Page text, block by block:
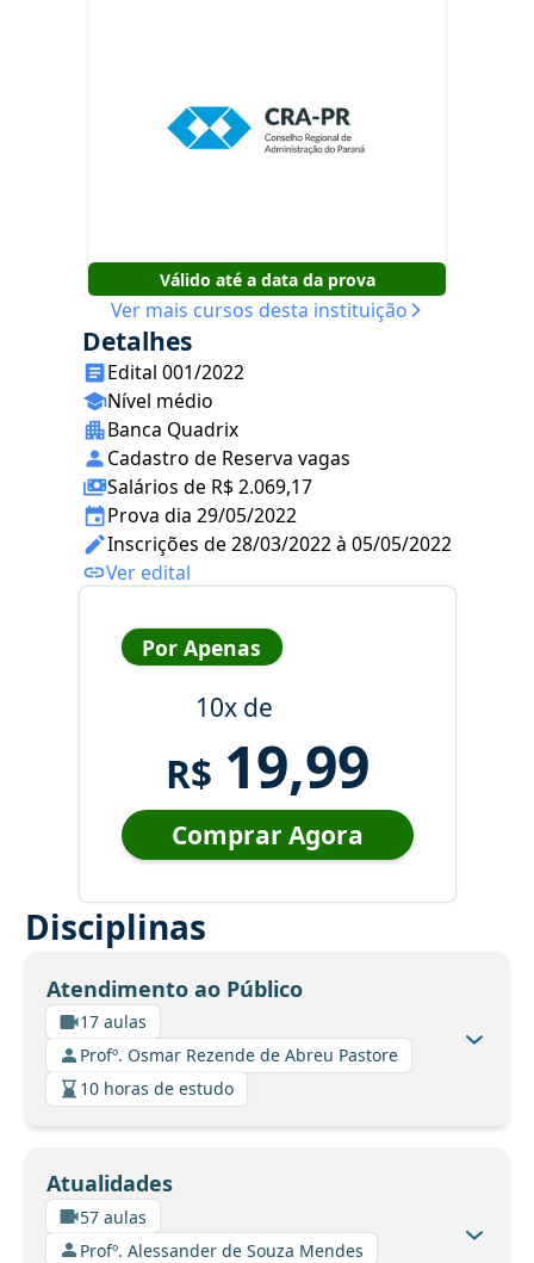
Válido até a data da prova
Ver mais cursos desta instituição
Detalhes
Edital 001/2022
Nível médio
Banca Quadrix
Cadastro de Reserva vagas
Salários de R$ 2.069,17
Prova dia 29/05/2022
Inscrições de 28/03/2022 à 05/05/2022
Ver edital
Por Apenas
10x de
R$ 19,99
Comprar Agora
Disciplinas
Atendimento ao Público
17 aulas
Profº. Osmar Rezende de Abreu Pastore
10 horas de estudo
Atualidades
57 aulas
Profº. Alessander de Souza Mendes